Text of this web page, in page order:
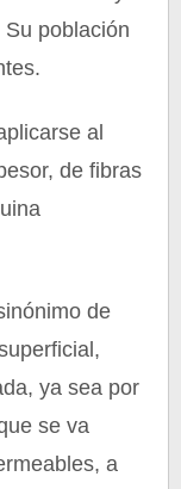
población
al
de fibras
de
ya sea por
se va
a